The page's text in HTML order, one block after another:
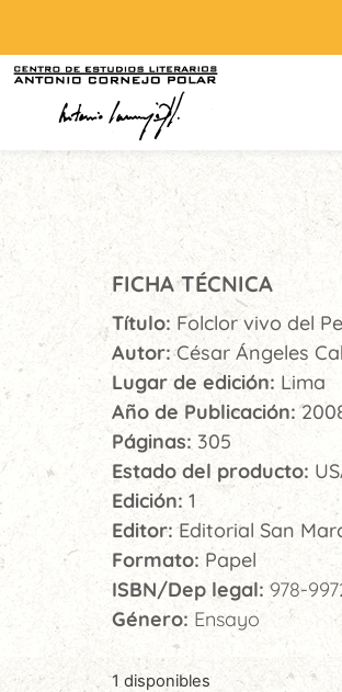
FICHA TÉCNICA
Título: Folclor vivo del
Autor:César Ángeles
Lugar de edición: Lima
Año de Publicación:
Páginas: 305
Estado del producto:
Edición: 1
Editor:Editorial San
Formato: Papel
ISBN/Dep legal:978-
Género: Ensayo
1 disponibles